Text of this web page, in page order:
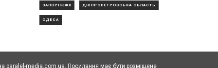
ЗАПОРІЖЖЯ ДНІПРОПЕТРОВСЬКА ОБЛАСТЬ
ОДЕСА
paralel-media.com.ua. Посилання має бути розміщене